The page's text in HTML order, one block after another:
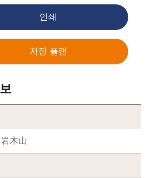
인쇄
저장 플랜
木山